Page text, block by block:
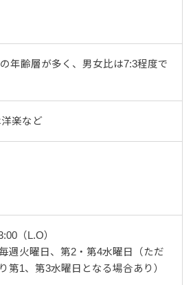
年齢層が多く、男女比は7:3程度で
楽など
（L.O）
週火曜日、第2・第4水曜日（ただ
第1、第3水曜日となる場合あり）